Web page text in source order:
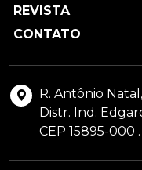
REVISTA
CONTATO
R. Antônio
Distr. Ind.
CEP 15895-000